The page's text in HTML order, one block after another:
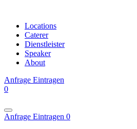
Locations
Caterer
Dienstleister
Speaker
About
Anfrage Eintragen
0
Anfrage Eintragen 0